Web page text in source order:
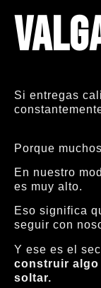
Si entregas
Porque
En nuestro
es muy alto.
Eso significa
seguir con
Y ese es el
construir algo
soltar.